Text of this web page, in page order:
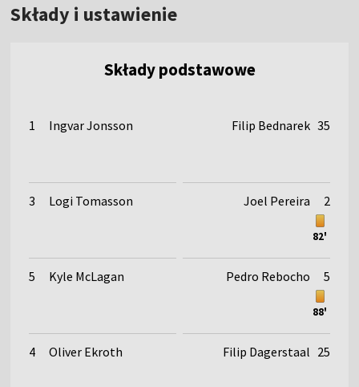
Składy i ustawienie
Składy podstawowe
1 Ingvar Jonsson
3 Logi Tomasson
5 Kyle McLagan
4 Oliver Ekroth
Filip Bednarek 35
82'
Joel Pereira 2
88'
Pedro Rebocho 5
Filip Dagerstaal 25